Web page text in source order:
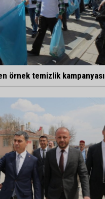
örnek temizlik kampanyası